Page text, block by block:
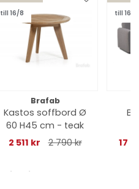
till 16/8
Brafab
Kastos soffbord Ø
60 H45 cm - teak
2 511 kr
2 790 kr
till 16/8
17